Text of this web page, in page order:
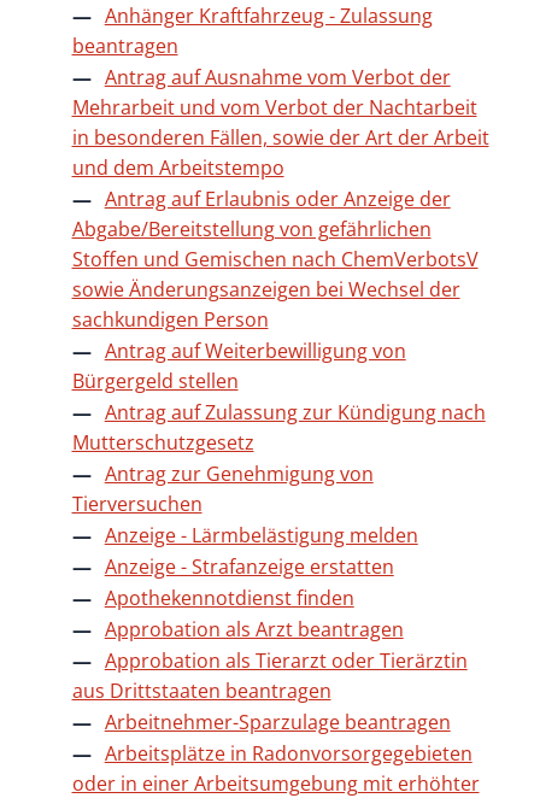
Anhänger Kraftfahrzeug - Zulassung
beantragen
Antrag auf Ausnahme vom Verbot der
Mehrarbeit und vom Verbot der Nachtarbeit
in besonderen Fällen, sowie der Art der Arbeit
und dem Arbeitstempo
Antrag auf Erlaubnis oder Anzeige der
Abgabe/Bereitstellung von gefährlichen
Stoffen und Gemischen nach ChemVerbotsV
sowie Änderungsanzeigen bei Wechsel der
sachkundigen Person
Antrag auf Weiterbewilligung von
Bürgergeld stellen
Antrag auf Zulassung zur Kündigung nach
Mutterschutzgesetz
Antrag zur Genehmigung von
Tierversuchen
Anzeige - Lärmbelästigung melden
Anzeige - Strafanzeige erstatten
Apothekennotdienst finden
Approbation als Arzt beantragen
Approbation als Tierarzt oder Tierärztin
aus Drittstaaten beantragen
Arbeitnehmer-Sparzulage beantragen
Arbeitsplätze in Radonvorsorgegebieten
oder in einer Arbeitsumgebung mit erhöhter